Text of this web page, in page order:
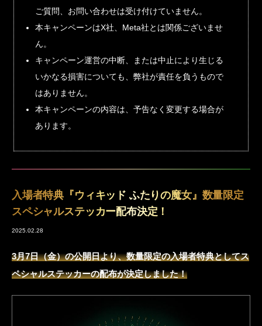
ご質問、お問い合わせは受け付けていません。
本キャンペーンはX社、Meta社とは関係ございませ
ん。
キャンペーン運営の中断、または中止により生じる
いかなる損害についても、弊社が責任を負うもので
はありません。
本キャンペーンの内容は、予告なく変更する場合が
あります。
入場者特典『ウィキッド ふたりの魔女』数量限定
スペシャルステッカー配布決定！
2025.02.28
3月7日（金）の公開日より、数量限定の入場者特典としてス
ペシャルステッカーの配布が決定しました！